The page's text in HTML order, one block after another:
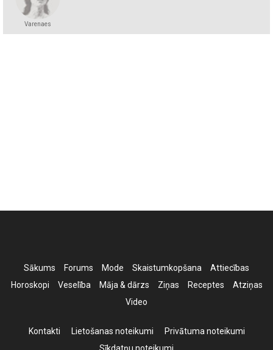
Varenaes
Sākums Forums Mode Skaistumkopšana
Attiecības
Horoskopi
Veselība Māja & dārzs Ziņas Receptes
Atziņas
Video
Kontakti Lietošanas noteikumi
Privātuma noteikumi